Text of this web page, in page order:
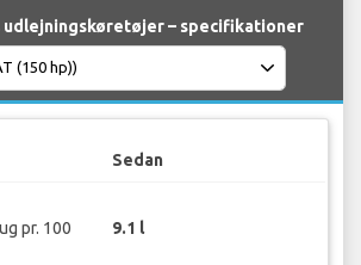
udlejningskøretøjer – specifikationer
Sedan
pr. 100
9.1 l